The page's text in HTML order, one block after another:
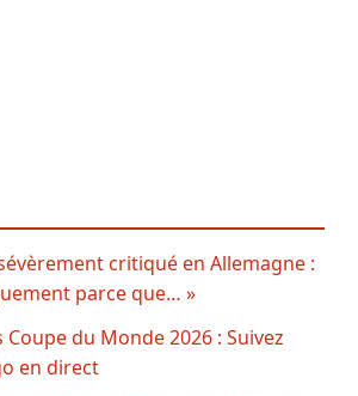
critiqué en Allemagne :
parce que… »
du Monde 2026 : Suivez
en direct